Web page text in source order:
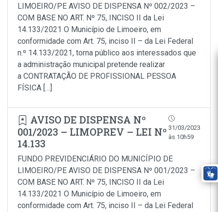
LIMOEIRO/PE AVISO DE DISPENSA Nº 002/2023 –
COM BASE NO ART. Nº 75, INCISO II da Lei
14.133/2021 O Município de Limoeiro, em
conformidade com Art. 75, inciso II – da Lei Federal
n.º 14.133/2021, torna público aos interessados que
a administração municipal pretende realizar
a CONTRATAÇÃO DE PROFISSIONAL PESSOA
FÍSICA […]
AVISO DE DISPENSA Nº
001/2023 – LIMOPREV – LEI Nº
14.133
31/03/2023
às 10h59
FUNDO PREVIDENCIÁRIO DO MUNICÍPIO DE
LIMOEIRO/PE AVISO DE DISPENSA Nº 001/2023 –
COM BASE NO ART. Nº 75, INCISO II da Lei
14.133/2021 O Município de Limoeiro, em
conformidade com Art. 75, inciso II – da Lei Federal